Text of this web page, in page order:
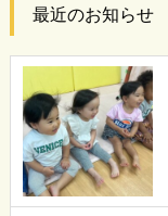
最近のお知らせ